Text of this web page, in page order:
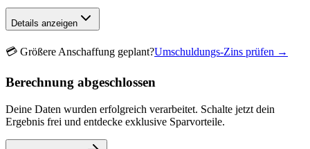
Details anzeigen
💳 Größere Anschaffung geplant?Umschuldungs-Zins prüfen →
Berechnung abgeschlossen
Deine Daten wurden erfolgreich verarbeitet. Schalte jetzt dein
Ergebnis frei und entdecke exklusive Sparvorteile.